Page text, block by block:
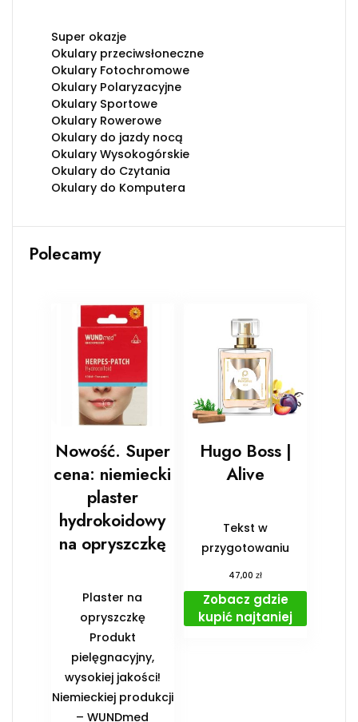
Super okazje
Okulary przeciwsłoneczne
Okulary Fotochromowe
Okulary Polaryzacyjne
Okulary Sportowe
Okulary Rowerowe
Okulary do jazdy nocą
Okulary Wysokogórskie
Okulary do Czytania
Okulary do Komputera
Polecamy
Nowość. Super
cena: niemiecki
plaster
hydrokoidowy
na opryszczkę
Plaster na
opryszczkę
Produkt
pielęgnacyjny,
wysokiej jakości!
Niemieckiej produkcji
– WUNDmed
Hugo Boss |
Alive
Tekst w
przygotowaniu
47,00zł
Zobacz gdzie
kupić najtaniej